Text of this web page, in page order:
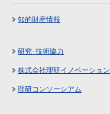
知的財産情報
研究･技術協力
株式会社理研イノベーション
理研コンソーシアム